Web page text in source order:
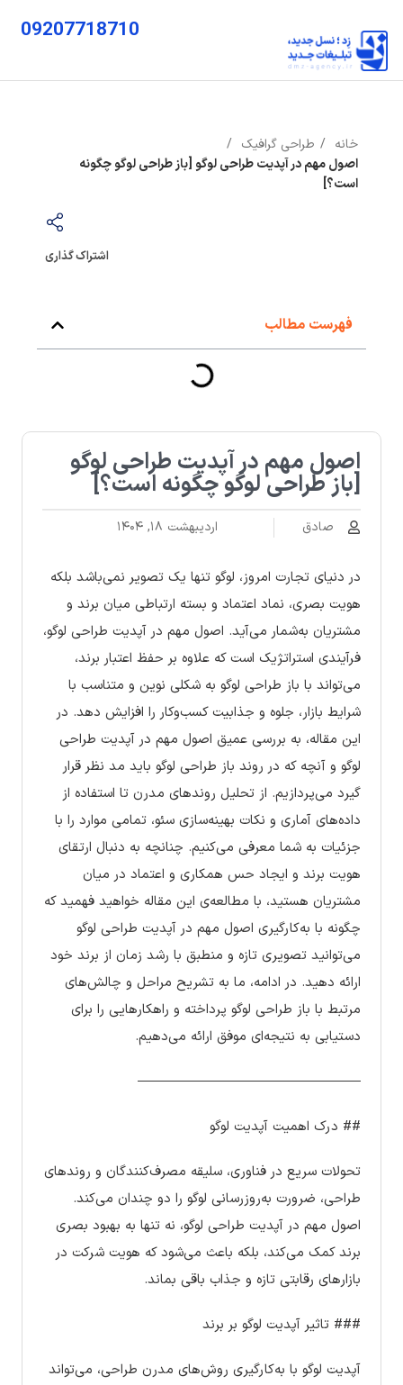
09207718710
خانه
طراحی گرافیک
اصول مهم در آپدیت طراحی لوگو [باز طراحی لوگو چگونه
است؟]
اشتراک گذاری
فهرست مطالب
اصول مهم در آپدیت طراحی لوگو
[باز طراحی لوگو چگونه است؟]
صادق اردیبهشت ۱۸, ۱۴۰۴
در دنیای تجارت امروز، لوگو تنها یک تصویر نمی‌باشد بلکه
هویت بصری، نماد اعتماد و بسته ارتباطی میان برند و
مشتریان به‌شمار می‌آید. اصول مهم در آپدیت طراحی لوگو،
فرآیندی استراتژیک است که علاوه بر حفظ اعتبار برند،
می‌تواند با باز طراحی لوگو به شکلی نوین و متناسب با
شرایط بازار، جلوه و جذابیت کسب‌وکار را افزایش دهد. در
این مقاله، به بررسی عمیق اصول مهم در آپدیت طراحی
لوگو و آنچه که در روند باز طراحی لوگو باید مد نظر قرار
گیرد می‌پردازیم. از تحلیل روندهای مدرن تا استفاده از
داده‌های آماری و نکات بهینه‌سازی سئو، تمامی موارد را با
جزئیات به شما معرفی می‌کنیم. چنانچه به دنبال ارتقای
هویت برند و ایجاد حس همکاری و اعتماد در میان
مشتریان هستید، با مطالعه‌ی این مقاله خواهید فهمید که
چگونه با به‌کارگیری اصول مهم در آپدیت طراحی لوگو
می‌توانید تصویری تازه و منطبق با رشد زمان از برند خود
ارائه دهید. در ادامه، ما به تشریح مراحل و چالش‌های
مرتبط با باز طراحی لوگو پرداخته و راهکارهایی را برای
دستیابی به نتیجه‌ای موفق ارائه می‌دهیم.
————————————————–
## درک اهمیت آپدیت لوگو
تحولات سریع در فناوری، سلیقه مصرف‌کنندگان و روندهای
طراحی، ضرورت به‌روزرسانی لوگو را دو چندان می‌کند.
اصول مهم در آپدیت طراحی لوگو، نه تنها به بهبود بصری
برند کمک می‌کند، بلکه باعث می‌شود که هویت شرکت در
بازارهای رقابتی تازه و جذاب باقی بماند.
### تاثیر آپدیت لوگو بر برند
آپدیت لوگو با به‌کارگیری روش‌های مدرن طراحی، می‌تواند